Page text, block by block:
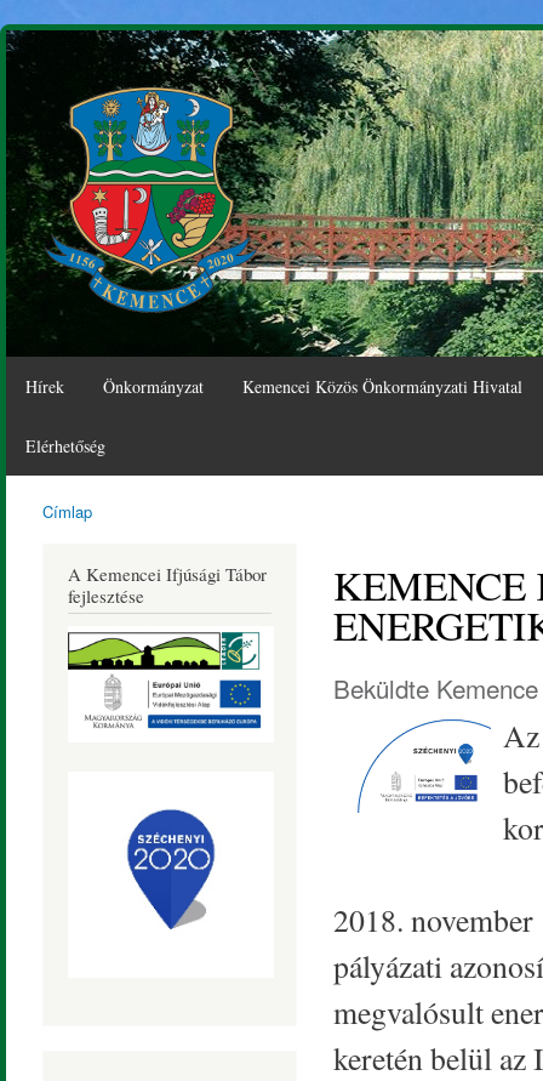
Hírek Önkormányzat Kemencei Közös Önkormányzati Hivatal
Elérhetőség
Kemence
Község
Honlapja
Címlap
A Kemencei Ifjúsági Tábor
fejlesztése
KEMENCE
Beküldte
2018.
pályázati
megvalósult
keretén belül az